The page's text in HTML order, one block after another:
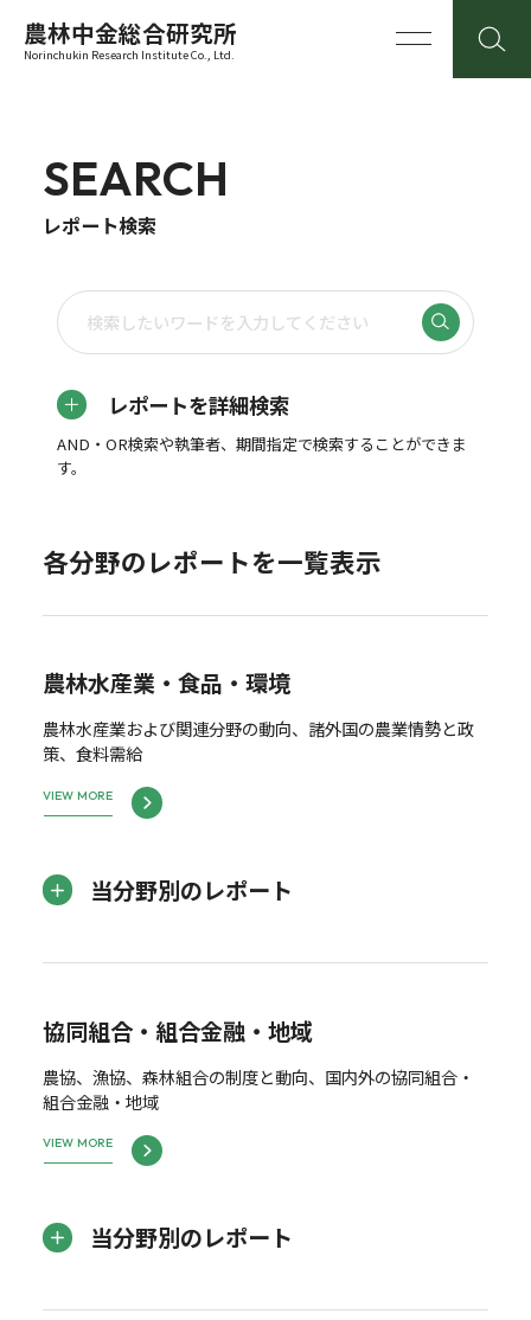
農林中金総合研究所
Norinchukin Research Institute Co., Ltd.
SEARCH
レポート検索
レポートを詳細検索
AND・OR検索や執筆者、期間指定で検索することができま
す。
各分野のレポートを一覧表示
農林水産業・食品・環境
農林水産業および関連分野の動向、諸外国の農業情勢と政
策、食料需給
VIEW MORE
当分野別のレポート
協同組合・組合金融・地域
農協、漁協、森林組合の制度と動向、国内外の協同組合・
組合金融・地域
VIEW MORE
当分野別のレポート